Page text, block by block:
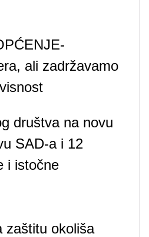
ali zadržavamo
društva na novu
SAD-a i 12
i istočne
zaštitu okoliša